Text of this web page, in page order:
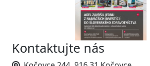
Kontaktujte nás